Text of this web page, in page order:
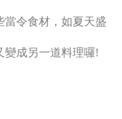
當令食材，如夏天盛
變成另一道料理囉!